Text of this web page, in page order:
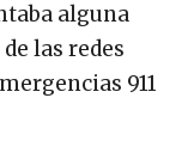
alguna
las redes
911